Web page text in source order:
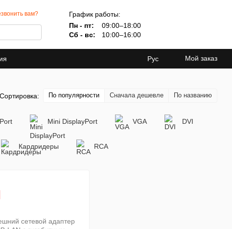
вам?
График работы:
Пн - пт:
09:00–18:00
Сб - вс:
10:00–16:00
Рус Мой заказ
Сортировка: По популярности Сначала дешевле По названию
Mini DisplayPort VGA DVI
Кардридеры RCA